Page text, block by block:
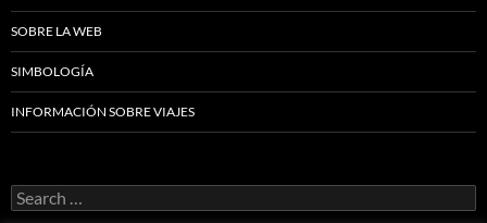
SOBRE LA WEB
SIMBOLOGÍA
INFORMACIÓN SOBRE VIAJES
Search
for: